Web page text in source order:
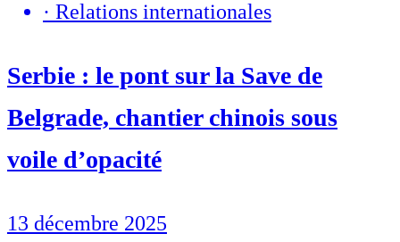
· Relations internationales
Serbie : le pont sur la Save de
Belgrade, chantier chinois sous
voile d’opacité
13 décembre 2025